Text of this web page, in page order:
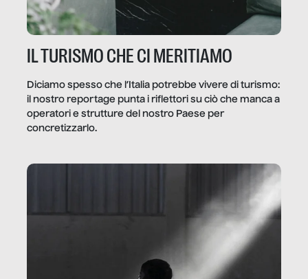
IL TURISMO CHE CI MERITIAMO
Diciamo spesso che l’Italia potrebbe vivere di turismo:
il nostro reportage punta i riflettori su ciò che manca a
operatori e strutture del nostro Paese per
concretizzarlo.